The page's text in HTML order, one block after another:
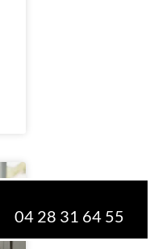
04 28 31 64 55